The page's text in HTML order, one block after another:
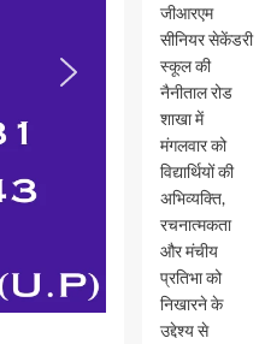
जीआरएम
सीनियर सेकेंडरी
स्कूल की
नैनीताल रोड
शाखा में
मंगलवार को
विद्यार्थियों की
अभिव्यक्ति,
रचनात्मकता
और मंचीय
प्रतिभा को
निखारने के
उद्देश्य से